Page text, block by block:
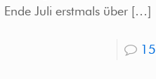
Ende Juli erstmals über[…]
15